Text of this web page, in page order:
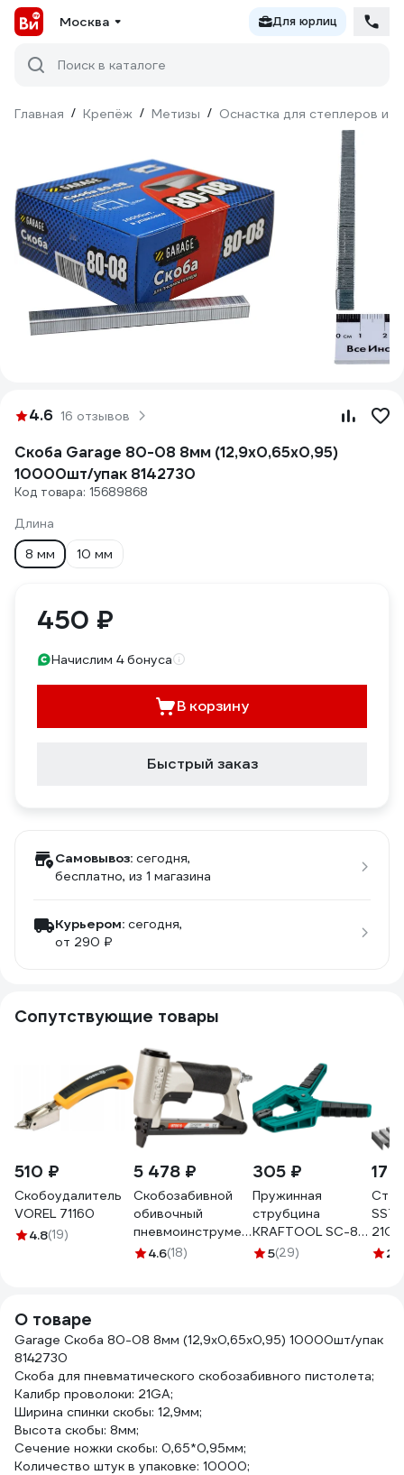
Москва Для юрлиц
Поиск в каталоге
Главная / Крепёж / Метизы / Оснастка для степлеров и
4.6 16 отзывов
Скоба Garage 80-08 8мм (12,9х0,65х0,95)
10000шт/упак 8142730
Код товара: 15689868
Длина
8 мм
10 мм
450 ₽
Начислим 4 бонуса
В корзину
Быстрый заказ
Самовывоз: сегодня,
бесплатно, из 1 магазина
Курьером: сегодня,
от 290 ₽
Сопутствующие товары
510 ₽
Скобоудалитель
VOREL 71160
4.8(19)
5 478 ₽
Скобозабивной
обивочный
пневмоинструмент
MEITE MT8016
4.6(18)
305 ₽
Пружинная
струбцина
KRAFTOOL SC-8
75х75 мм 32227-8
5(29)
17
SST
2
О товаре
Garage Скоба 80-08 8мм (12,9х0,65х0,95) 10000шт/упак
8142730
Скоба для пневматического скобозабивного пистолета;
Калибр проволоки: 21GA;
Ширина спинки скобы: 12,9мм;
Высота скобы: 8мм;
Сечение ножки скобы: 0,65*0,95мм;
Количество штук в упаковке: 10000;